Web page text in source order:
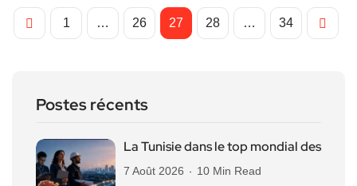
1 … 26 27 28 … 34
Postes récents
La Tunisie dans le top mondial des
7 Août 2026 10 Min Read